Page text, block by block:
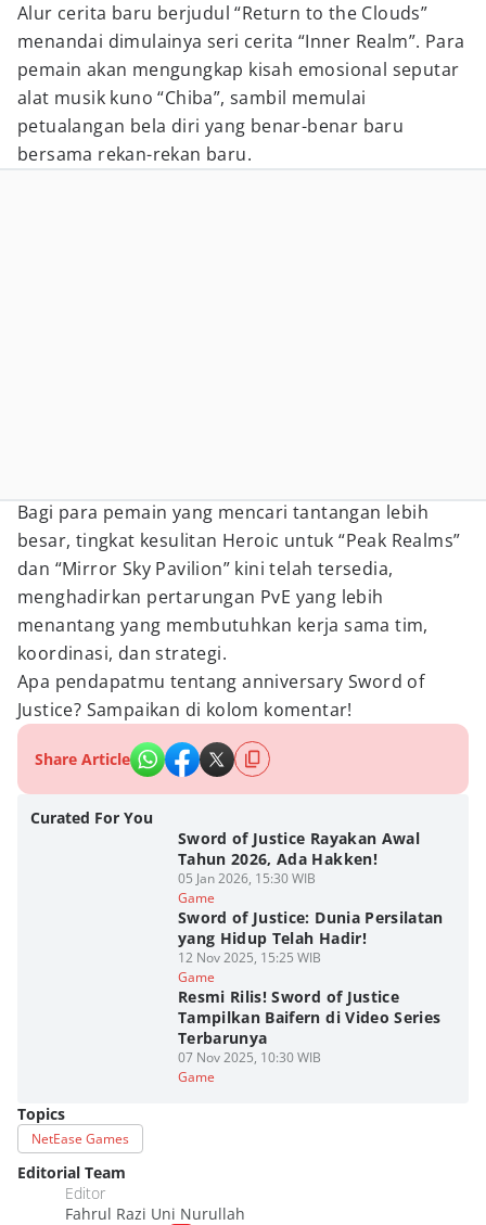
Alur cerita baru berjudul “Return to the Clouds”
menandai dimulainya seri cerita “Inner Realm”. Para
pemain akan mengungkap kisah emosional seputar
alat musik kuno “Chiba”, sambil memulai
petualangan bela diri yang benar-benar baru
bersama rekan-rekan baru.
Bagi para pemain yang mencari tantangan lebih
besar, tingkat kesulitan Heroic untuk “Peak Realms”
dan “Mirror Sky Pavilion” kini telah tersedia,
menghadirkan pertarungan PvE yang lebih
menantang yang membutuhkan kerja sama tim,
koordinasi, dan strategi.
Apa pendapatmu tentang anniversary Sword of
Justice? Sampaikan di kolom komentar!
Share Article
Curated For You
Sword of Justice Rayakan Awal
Tahun 2026, Ada Hakken!
05 Jan 2026, 15:30 WIB
Game
Sword of Justice: Dunia Persilatan
yang Hidup Telah Hadir!
12 Nov 2025, 15:25 WIB
Game
Resmi Rilis! Sword of Justice
Tampilkan Baifern di Video Series
Terbarunya
07 Nov 2025, 10:30 WIB
Game
Topics
NetEase Games
Editorial Team
Editor
Fahrul Razi Uni Nurullah